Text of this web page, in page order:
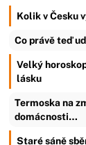
Kolik v Česku
Co právě teď
Velký
lásku
Termoska na
domácnosti…
Staré sáně